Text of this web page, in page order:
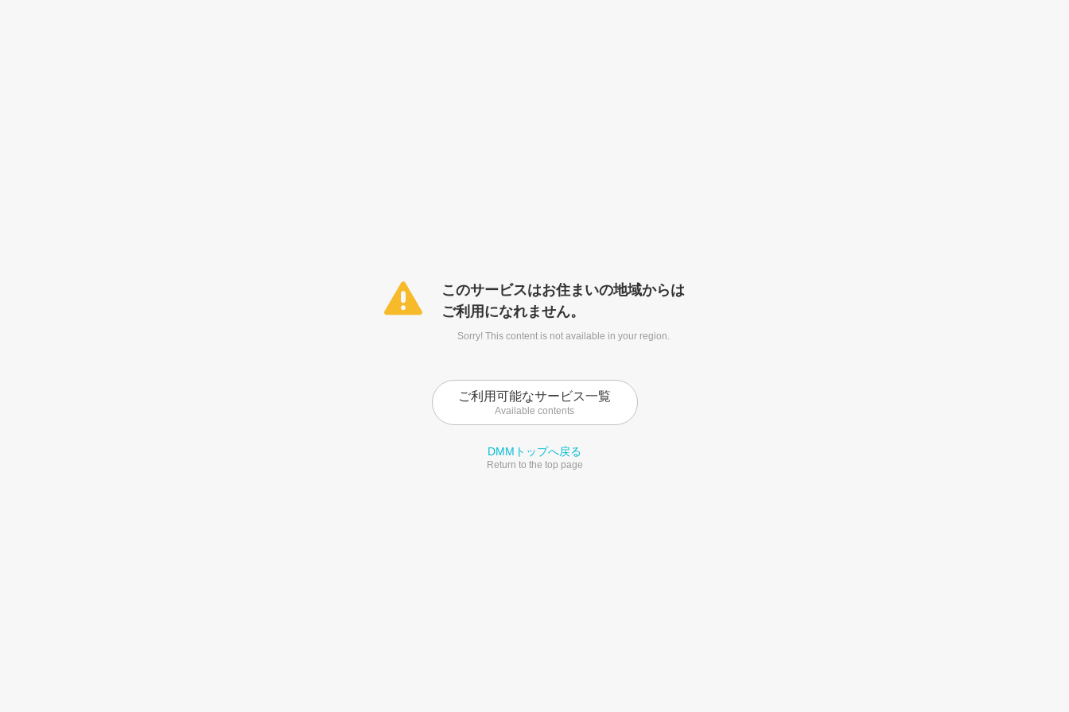
このサービスはお住まいの地域からは
ご利用になれません。
Sorry! This content is not available in your region.
ご利用可能なサービス一覧
Available contents
DMMトップへ戻る
Return to the top page